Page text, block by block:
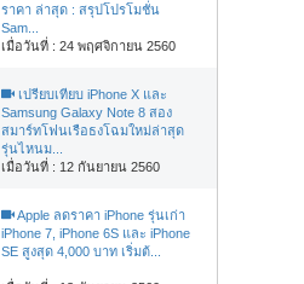
ราคา ล่าสุด : สรุปโปรโมชั่น
Sam...
เมื่อวันที่ : 24 พฤศจิกายน 2560
เปรียบเทียบ iPhone X และ
Samsung Galaxy Note 8 สอง
สมาร์ทโฟนเรือธงโฉมใหม่ล่าสุด
รุ่นไหนม...
เมื่อวันที่ : 12 กันยายน 2560
Apple ลดราคา iPhone รุ่นเก่า
iPhone 7, iPhone 6S และ iPhone
SE สูงสุด 4,000 บาท เริ่มต้...